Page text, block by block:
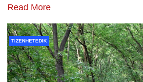
Read More
TIZENHETEDIK